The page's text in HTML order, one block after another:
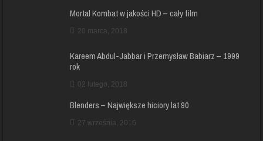
Mortal Kombat w jakości HD – cały film
20 marca, 2018
Kareem Abdul-Jabbar i Przemysław Babiarz – 1999
rok
02 lutego, 2018
Blenders – Największe hiciory lat 90
27 września, 2016